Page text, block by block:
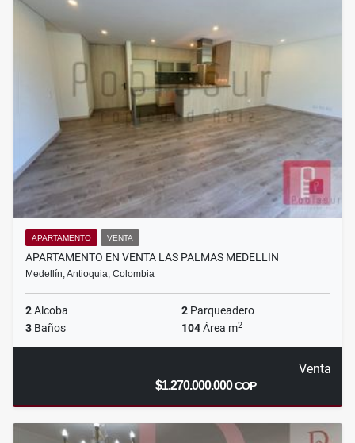
APARTAMENTO VENTA
APARTAMENTO EN VENTA LAS PALMAS MEDELLIN
Medellín, Antioquia, Colombia
2Alcoba 2 Parqueadero
3 Baños 104Área m2
Venta
$1.270.000.000COP